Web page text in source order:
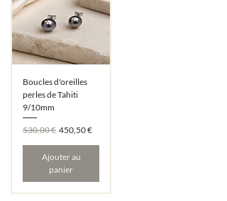
Boucles d'oreilles
perles de Tahiti
9/10mm
Prix original
530,00 € Prix promotionnel
450,50 €
Ajouter au
panier